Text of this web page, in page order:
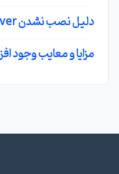
دلیل نصب نشدن sql server
مزایا و معایب وجود